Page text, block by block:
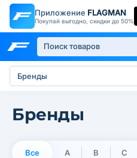
Приложение FLAGMAN
Покупай выгодно, скидки до 50%
Бренды
Бренды
Все A B C